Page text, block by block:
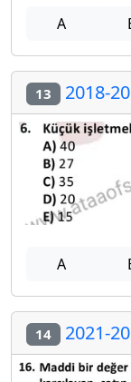
A
13 2018-
A
14 2021-